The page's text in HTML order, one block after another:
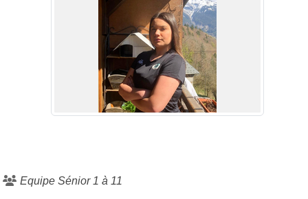
Equipe Sénior 1 à 11